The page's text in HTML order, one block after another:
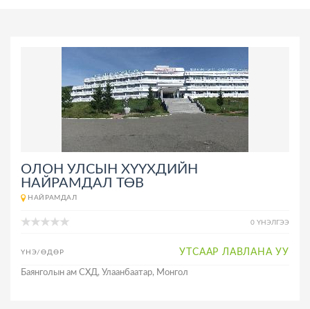
ОЛОН УЛСЫН ХҮҮХДИЙН
НАЙРАМДАЛ ТӨВ
НАЙРАМДАЛ
0 ҮНЭЛГЭЭ
ҮНЭ/ӨДӨР УТСААР ЛАВЛАНА УУ
Баянголын ам СХД, Улаанбаатар, Монгол